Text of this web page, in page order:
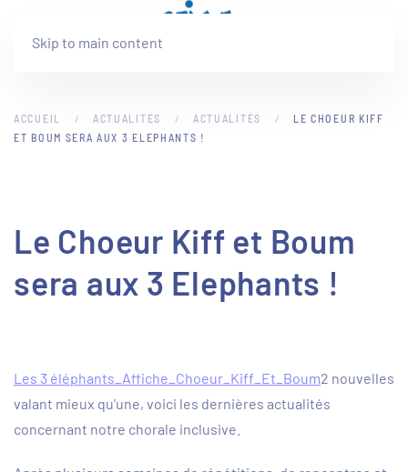
Skip to main content
ACCUEIL ACTUALITÉS ACTUALITÉS
LE CHOEUR KIFF
ET BOUM SERA AUX 3 ELEPHANTS !
Le Choeur Kiff et Boum
sera aux 3 Elephants !
Les 3 éléphants_Affiche_Choeur_Kiff_Et_Boum2 nouvelles
valant mieux qu’une, voici les dernières actualités
concernant notre chorale inclusive.